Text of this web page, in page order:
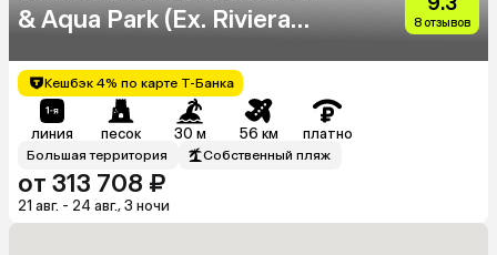
& Aqua Park (Ex. Riviera
8 отзывов
Кешбэк 4% по карте Т-Банка
линия песок 30 м 56 км платно
Большая территория Собственный пляж
от 313 708 ₽
21 авг. - 24 авг., 3 ночи